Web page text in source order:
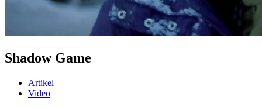
Shadow Game
Artikel
Video